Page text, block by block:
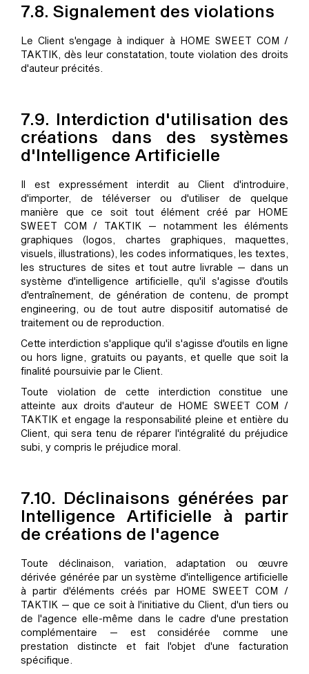
7.8. Signalement des violations
Le Client s'engage à indiquer à HOME SWEET COM /
TAKTIK, dès leur constatation, toute violation des droits
d'auteur précités.
7.9. Interdiction d'utilisation des
créations dans des systèmes
d'Intelligence Artificielle
Il est expressément interdit au Client d'introduire,
d'importer, de téléverser ou d'utiliser de quelque
manière que ce soit tout élément créé par HOME
SWEET COM / TAKTIK — notamment les éléments
graphiques (logos, chartes graphiques, maquettes,
visuels, illustrations), les codes informatiques, les textes,
les structures de sites et tout autre livrable — dans un
système d'intelligence artificielle, qu'il s'agisse d'outils
d'entraînement, de génération de contenu, de prompt
engineering, ou de tout autre dispositif automatisé de
traitement ou de reproduction.
Cette interdiction s'applique qu'il s'agisse d'outils en ligne
ou hors ligne, gratuits ou payants, et quelle que soit la
finalité poursuivie par le Client.
Toute violation de cette interdiction constitue une
atteinte aux droits d'auteur de HOME SWEET COM /
TAKTIK et engage la responsabilité pleine et entière du
Client, qui sera tenu de réparer l'intégralité du préjudice
subi, y compris le préjudice moral.
7.10. Déclinaisons générées par
Intelligence Artificielle à partir
de créations de l'agence
Toute déclinaison, variation, adaptation ou œuvre
dérivée générée par un système d'intelligence artificielle
à partir d'éléments créés par HOME SWEET COM /
TAKTIK — que ce soit à l'initiative du Client, d'un tiers ou
de l'agence elle-même dans le cadre d'une prestation
complémentaire — est considérée comme une
prestation distincte et fait l'objet d'une facturation
spécifique.